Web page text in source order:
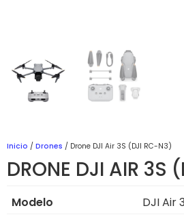
Inicio / Drones / Drone DJI Air 3S (DJI RC-N3)
DRONE DJI AIR 3S
Modelo
DJI Air